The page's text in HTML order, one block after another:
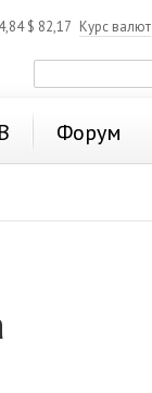
$ 82,17 Курс валют
Форум